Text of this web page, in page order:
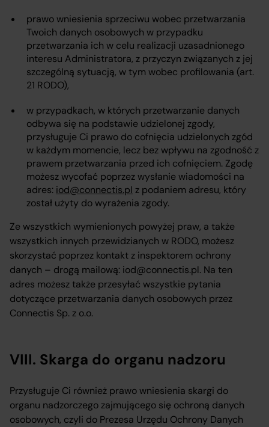
prawo wniesienia sprzeciwu wobec przetwarzania
Twoich danych osobowych w przypadku
przetwarzania ich w celu realizacji uzasadnionego
interesu Administratora, z przyczyn związanych z jej
szczególną sytuacją, w tym wobec profilowania (art.
21 RODO),
w przypadkach, w których przetwarzanie danych
odbywa się na podstawie udzielonej zgody,
przysługuje Ci prawo do cofnięcia udzielonych zgód
w każdym momencie, lecz bez wpływu na zgodność z
prawem przetwarzania przed ich cofnięciem. Zgodę
możesz wycofać poprzez wysłanie wiadomości na
adres: iod@connectis.pl z podaniem adresu, który
został użyty do wyrażenia zgody.
Ze wszystkich wymienionych powyżej praw, a także
wszystkich innych przewidzianych w RODO, możesz
skorzystać poprzez kontakt z inspektorem ochrony
danych – drogą mailową: iod@connectis.pl. Na ten
adres możesz także przesyłać wszystkie pytania
dotyczące przetwarzania danych osobowych przez
Connectis Sp. z o.o.
VIII. Skarga do organu nadzoru
Przysługuje Ci również prawo wniesienia skargi do
organu nadzorczego zajmującego się ochroną danych
osobowych, czyli do Prezesa Urzędu Ochrony Danych